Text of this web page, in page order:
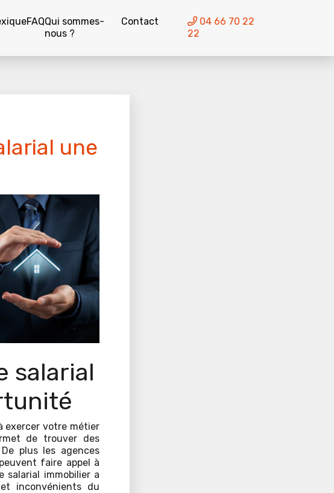
FAQQui sommes-
nous ?
Contact
04 66 70 22
22
une
salarial
exercer votre métier
de trouver des
plus les agences
faire appel à
salarial immobilier a
inconvénients du